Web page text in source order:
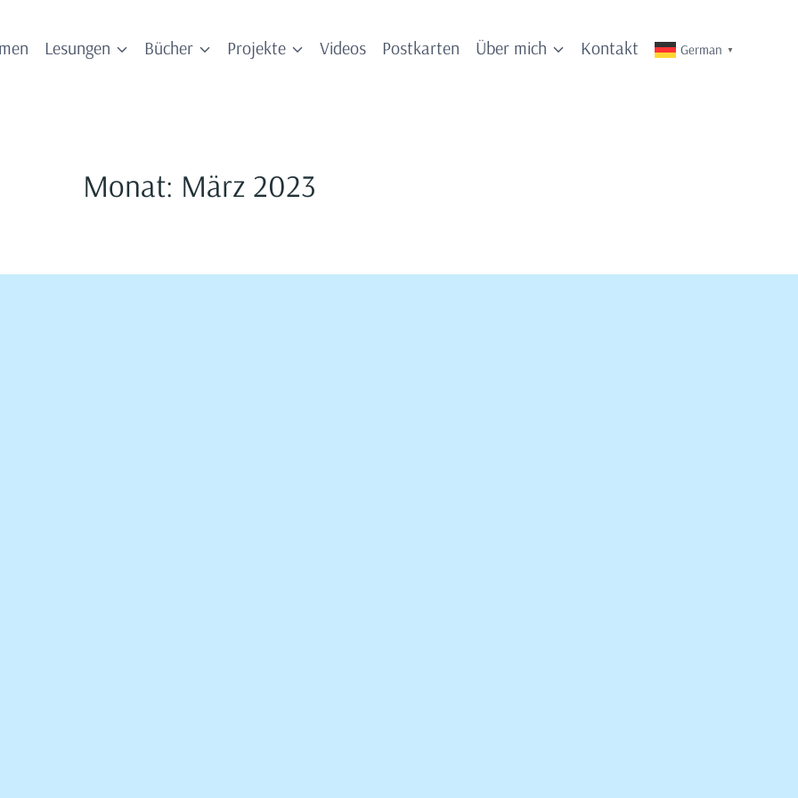
Lesungen Bücher Projekte Videos Postkarten Über mich Kontakt German ▼
Monat: März 2023